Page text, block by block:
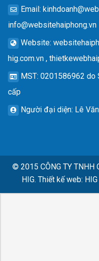
Email:
info@websitehaiphong.vn
Website:
hig.com.vn ,
MST: 0201586962 do
cấp
Người đại diện: Lê
© 2015 CÔNG TY TNHH
HIG. Thiết kế web: